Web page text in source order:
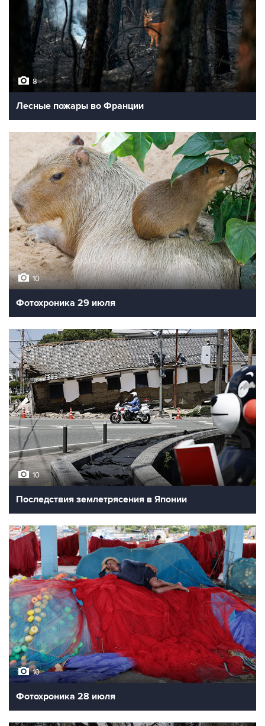
8
Лесные пожары во Франции
10
Фотохроника 29 июля
10
Последствия землетрясения в Японии
10
Фотохроника 28 июля